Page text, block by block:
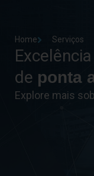
Home Serviços
de ponta
Explore mais